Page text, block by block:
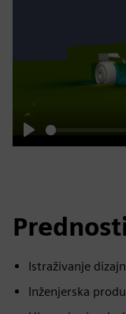
Play
Istraživanje
Inženjerska